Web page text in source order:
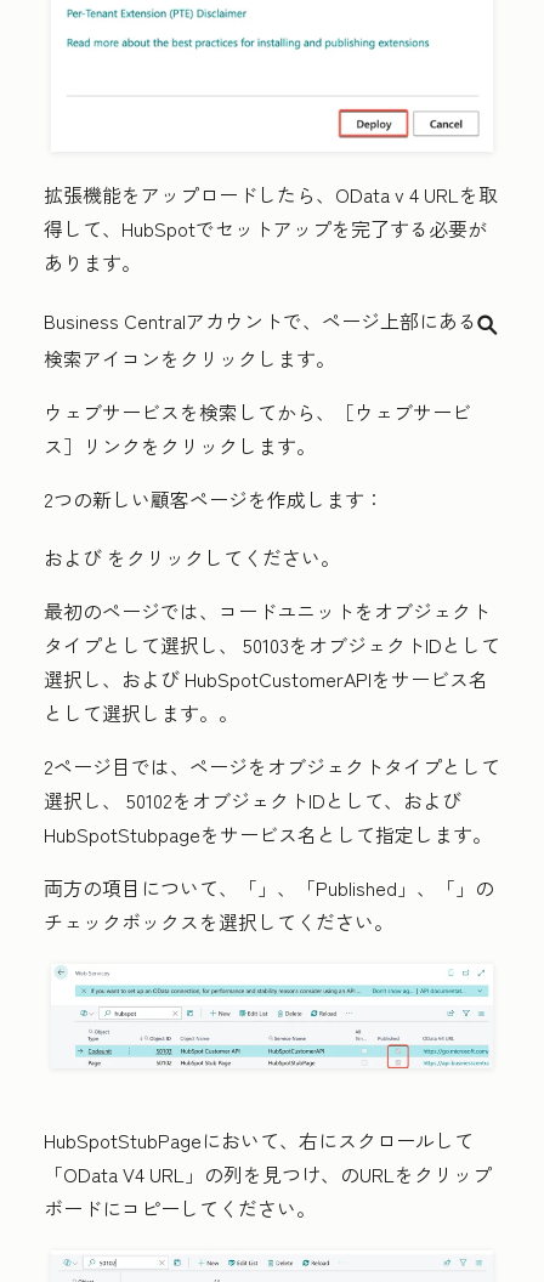
拡張機能をアップロードしたら、 OData v 4 URLを取
得して、HubSpotでセットアップを完了する必要が
あります。
Business Centralアカウントで、ページ上部にあるsearch
検索アイコンをクリックします。
ウェブサービスを検索してから、
［ウェブサービ
ス］
リンクをクリックします。
2つの新しい顧客ページを作成します：
および をクリックしてください。
最初のページでは、 コードユニットを オブジェクト
タイプとして選択し、
50103を オブジェクトIDとして
選択し、 および HubSpotCustomerAPIをサービス名
として選択します。 。
2ページ目では、 ページを オブジェクトタイプとして
選択し、
50102を オブジェクトIDとして、 および
HubSpotStubpageをサービス名として指定します。
両方の項目について、「 」 、「Published」 、「 」の
チェックボックスを選択してください。
HubSpotStubPageにおいて、右にスクロールして
「OData V4 URL 」の列を見つけ、 のURL をクリップ
ボードにコピーしてください。